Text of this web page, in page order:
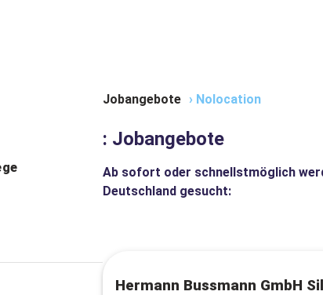
Jobangebote › Nolocation
: Jobangebote
Ab sofort oder schnellstmöglich
Deutschland gesucht:
Hermann Bussmann GmbH